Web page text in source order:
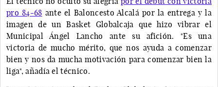
pro 84-68 ante el Baloncesto Alcalá por la entrega y la
imagen de un Basket Globalcaja que hizo vibrar el
Municipal Ángel Lancho ante su afición. "Es una
victoria de mucho mérito, que nos ayuda a comenzar
bien y nos da mucha motivación para comenzar bien la
liga", añadía el técnico.